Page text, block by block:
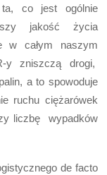
co jest ogólnie
jakość życia
w całym naszym
y zniszczą drogi,
a to spowoduje
ruchu ciężarówek
liczbę wypadków
de facto